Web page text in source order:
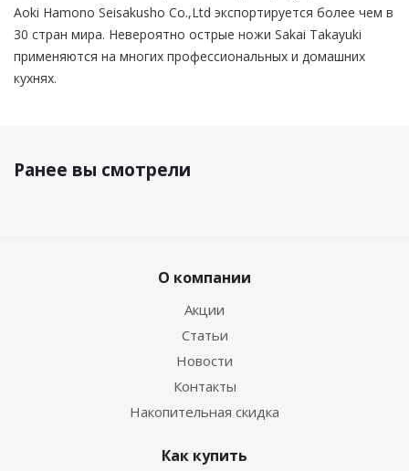
Aoki Hamono Seisakusho Co.,Ltd экспортируется более чем в
30 стран мира. Невероятно острые ножи Sakai Takayuki
применяются на многих профессиональных и домашних
кухнях.
Ранее вы смотрели
О компании
Акции
Статьи
Новости
Контакты
Накопительная скидка
Как купить